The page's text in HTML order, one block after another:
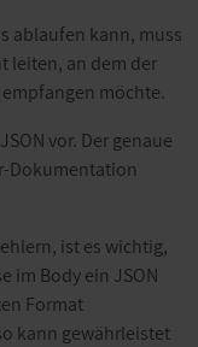
ablaufen kann, muss
leiten, an dem der
möchte.
vor. Der genaue
Dokumentation
ist es wichtig,
im Body ein JSON
Format
kann gewährleistet